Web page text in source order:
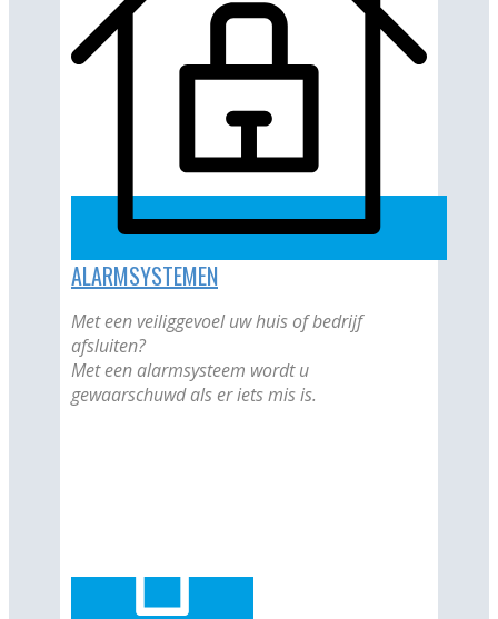
ALARMSYSTEMEN
Met een veiliggevoel uw huis of bedrijf
afsluiten?
Met een alarmsysteem wordt u
gewaarschuwd als er iets mis is.